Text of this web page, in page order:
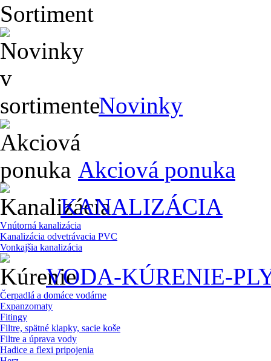
Sortiment
Novinky
Akciová ponuka
KANALIZÁCIA
Vnútorná kanalizácia
Kanalizácia odvetrávacia PVC
Vonkajšia kanalizácia
VODA-KÚRENIE-
Čerpadlá a domáce vodárne
Expanzomaty
Fitingy
Filtre, spätné klapky, sacie koše
Filtre a úprava vody
Hadice a flexi pripojenia